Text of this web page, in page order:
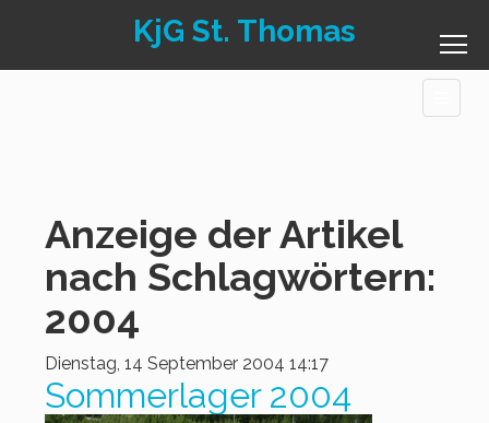
KjG St. Thomas
Anzeige der Artikel
nach Schlagwörtern:
2004
Dienstag, 14 September 2004 14:17
Sommerlager 2004